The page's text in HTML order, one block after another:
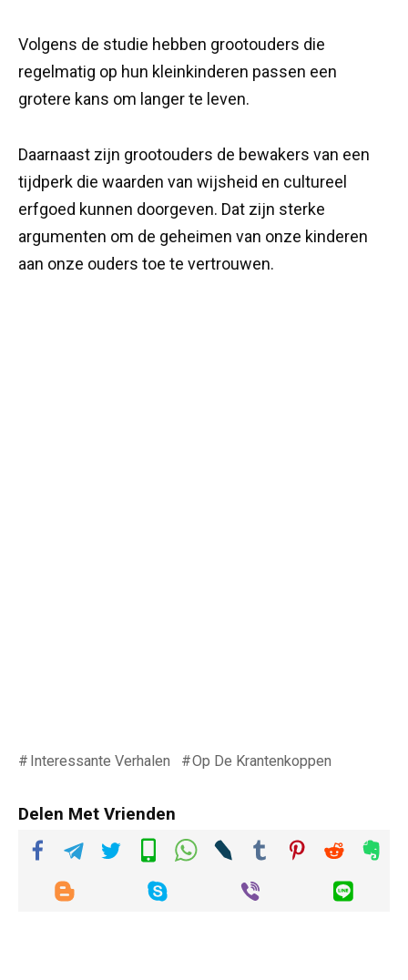
Volgens de studie hebben grootouders die
regelmatig op hun kleinkinderen passen een
grotere kans om langer te leven.
Daarnaast zijn grootouders de bewakers van een
tijdperk die waarden van wijsheid en cultureel
erfgoed kunnen doorgeven. Dat zijn sterke
argumenten om de geheimen van onze kinderen
aan onze ouders toe te vertrouwen.
Interessante Verhalen Op De Krantenkoppen
Delen Met Vrienden